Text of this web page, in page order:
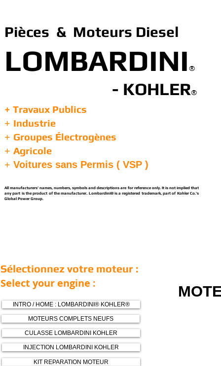
Pièces & Moteurs Diesel
LOMBARDINI ®
- KOHLER®
+ Travaux Publics
+ Industrie
+ Groupes Électrogènes
+ Agricole
+ Voitures sans Permis ( VSP )
All manufacturers’ names, numbers, symbols and descriptions are for reference only. It is not implied that
any part is the product of the manufacturer. Lombardini® is a registered trademark, part of Kohler Co.’s
Global Power Group.
INJECTION LOMBARDINI KOHLER
MOTEURS COMPLETS NEUFS
INTRO / HOME : LOMBARDINI® KOHLER®
CULASSE LOMBARDINI KOHLER
KIT REPARATION MOTEUR
Sélectionnez votre moteur :
Select your engine :